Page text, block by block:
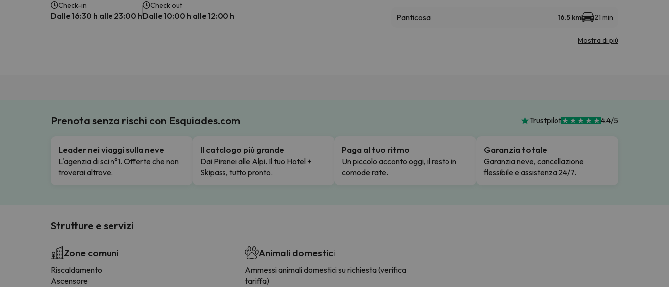
Check-in
Dalle 16:30 h alle 23:00 h
Check out
Dalle 10:00 h alle 12:00 h Panticosa 16.5 km 21 min
Mostra di più
Prenota senza rischi con Esquiades.com Trustpilot 4.4/5
Leader nei viaggi sulla neve
L'agenzia di sci n°1. Offerte che non
troverai altrove.
Il catalogo più grande
Dai Pirenei alle Alpi. Il tuo Hotel +
Skipass, tutto pronto.
Paga al tuo ritmo
Un piccolo acconto oggi, il resto in
comode rate.
Garanzia totale
Garanzia neve, cancellazione
flessibile e assistenza 24/7.
Strutture e servizi
Zone comuni
Riscaldamento
Ascensore
Animali domestici
Ammessi animali domestici su richiesta (verifica
tariffa)